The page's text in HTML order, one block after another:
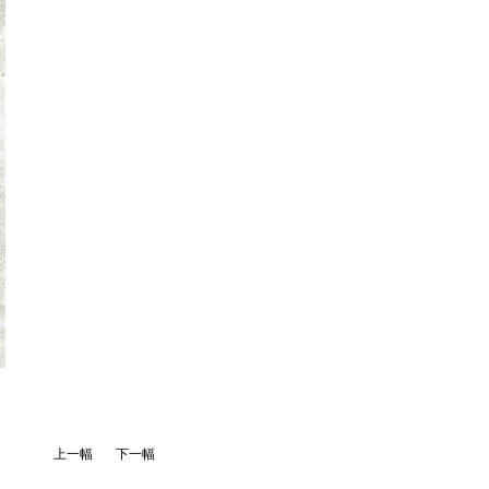
上一幅 下一幅